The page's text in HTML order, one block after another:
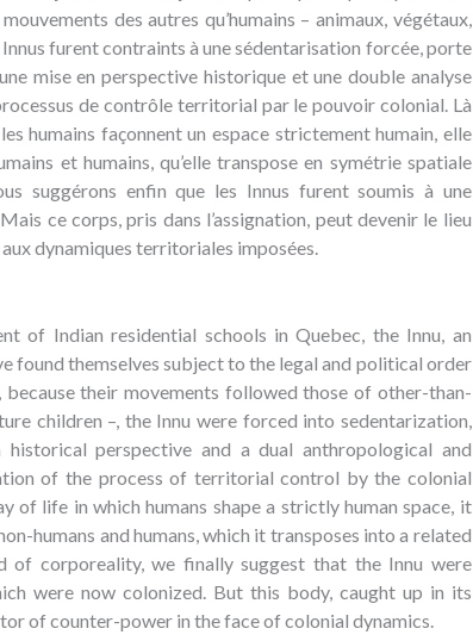
des autres qu’humains – animaux, végétaux,
furent contraints à une sédentarisation forcée, porte
mise en perspective historique et une double analyse
de contrôle territorial par le pouvoir colonial. Là
humains façonnent un espace strictement humain, elle
et humains, qu’elle transpose en symétrie spatiale
suggérons enfin que les Innus furent soumis à une
ce corps, pris dans l’assignation, peut devenir le lieu
dynamiques territoriales imposées.
of Indian residential schools in Quebec, the Innu, an
found themselves subject to the legal and political order
their movements followed those of other-than-
children –, the Innu were forced into sedentarization,
perspective and a dual anthropological and
of the process of territorial control by the colonial
of life in which humans shape a strictly human space, it
humans and humans, which it transposes into a related
of corporeality, we finally suggest that the Innu were
were now colonized. But this body, caught up in its
of counter-power in the face of colonial dynamics.